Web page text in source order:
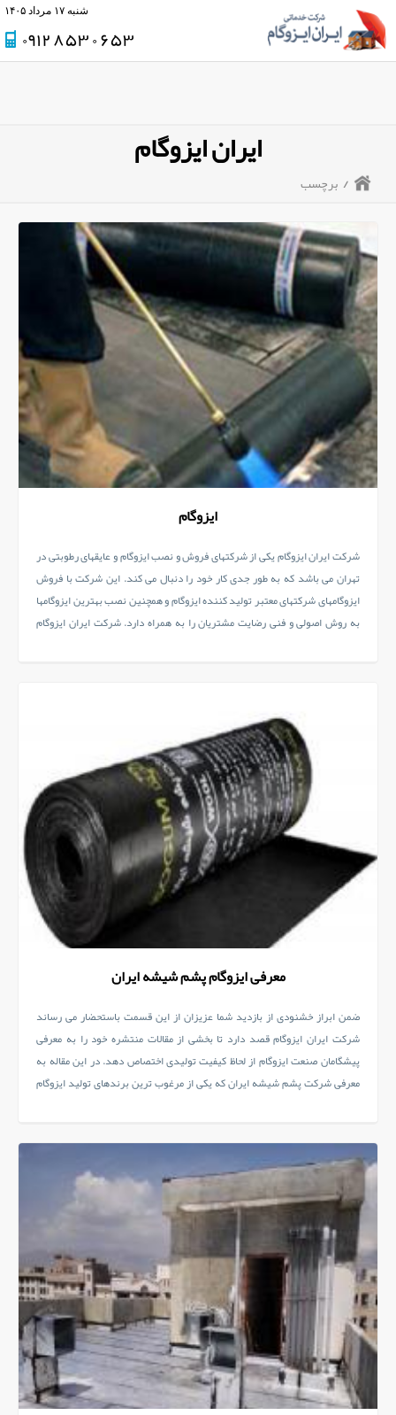
شنبه ۱۷ مرداد ۱۴۰۵
۰۹۱۲ ۸۵۳ ۰ ۶۵۳
ایران ایزوگام
/ برچسب
ایزوگام
شرکت ایران ایزوگام یکی از شرکتهای فروش و نصب ایزوگام و عایقهای رطوبتی در
تهران می باشد که به طور جدی کار خود را دنبال می کند. این شرکت با فروش
ایزوگامهای شرکتهای معتبر تولید کننده ایزوگام و همچنین نصب بهترین ایزوگامها
به روش اصولی و فنی رضایت مشتریان را به همراه دارد. شرکت ایران ایزوگام
معرفی ایزوگام پشم شیشه ایران
ضمن ابراز خشنودی از بازدید شما عزیزان از این قسمت باستحضار می رساند
شرکت ایران ایزوگام قصد دارد تا بخشی از مقالات منتشره خود را به معرفی
پیشگامان صنعت ایزوگام از لحاظ کیفیت تولیدی اختصاص دهد. در این مقاله به
معرفی شرکت پشم شیشه ایران که یکی از مرغوب ترین برندهای تولید ایزوگام